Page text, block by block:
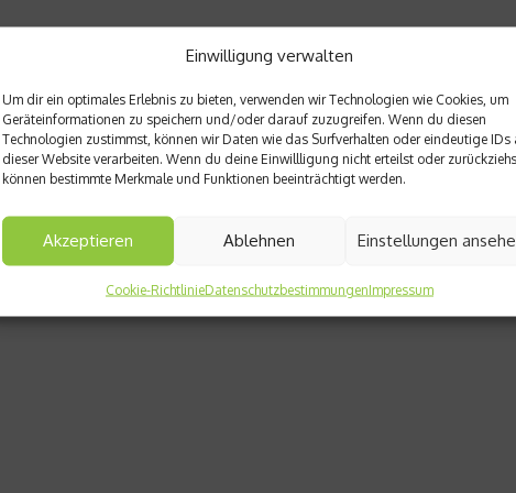
Einwilligung verwalten
Um dir ein optimales Erlebnis zu bieten, verwenden wir Technologien wie Cookies, um
Geräteinformationen zu speichern und/oder darauf zuzugreifen. Wenn du diesen
Technologien zustimmst, können wir Daten wie das Surfverhalten oder eindeutige IDs
dieser Website verarbeiten. Wenn du deine Einwillligung nicht erteilst oder
können bestimmte Merkmale und Funktionen beeinträchtigt werden.
Akzeptieren Ablehnen Einstellungen
Cookie-RichtlinieDatenschutzbestimmungenImpressum